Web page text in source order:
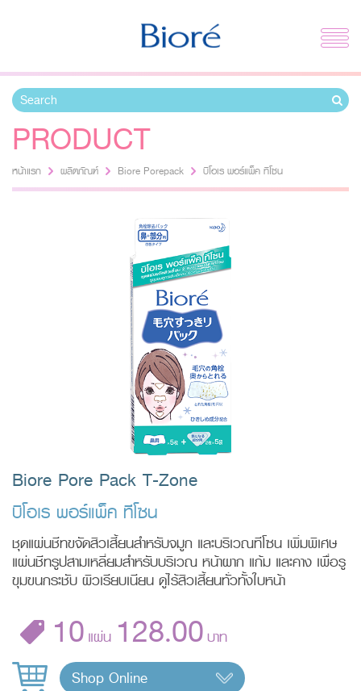
PRODUCT
หน้าแรก ผลิตภัณฑ์ Biore Porepack บิโอเร พอร์แพ็ค ทีโซน
Biore Pore Pack T-Zone
บิโอเร พอร์แพ็ค ทีโซน
ชุดแผ่นชีทขจัดสิวเสี้ยนสำหรับจมูก และบริเวณทีโซน เพิ่มพิเศษ
แผ่นชีทรูปสามเหลี่ยมสำหรับบริเวณ หน้าผาก แก้ม และคาง เพื่อรู
ขุมขนกระชับ ผิวเรียบเนียน ดูไร้สิวเสี้ยนทั่วทั้งใบหน้า
10 แผ่น 128.00บาท
Shop Online